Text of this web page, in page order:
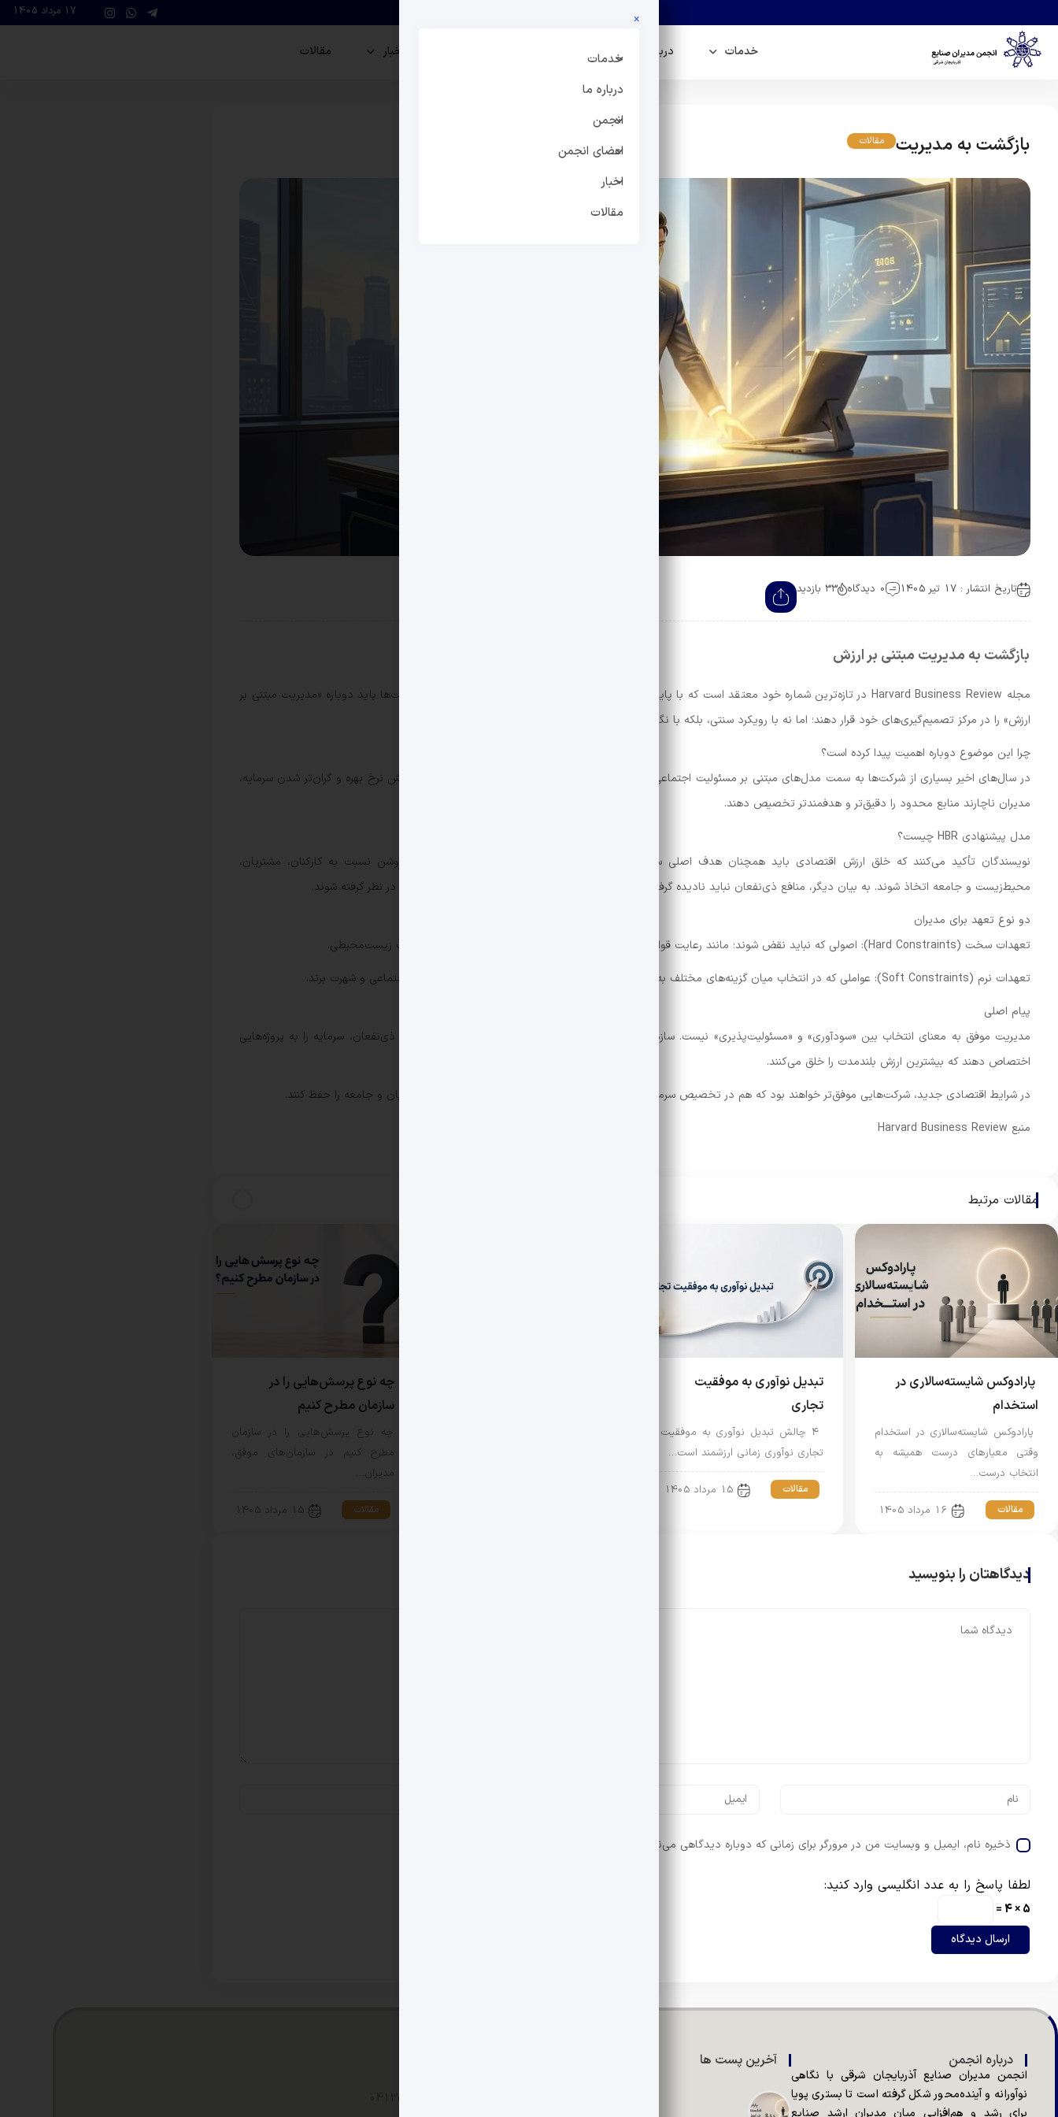
17 مرداد 1405
خدمات درباره ما انجمن اخبار مقالات
×
خدمات
درباره ما
انجمن
اعضای انجمن
اخبار
مقالات
بازگشت به مدیریت مقالات
تاریخ انتشار : 17 تیر 1405 0 دیدگاه 33 بازدید
بازگشت به مدیریت مبتنی بر ارزش
مجله Harvard Business Review در تازه‌ترین شماره خود معتقد است که با پایان دوران سرمایه ارزان و افزایش هزینه تأمین مالی، شرکت‌ها باید دوباره «مدیریت مبتنی بر
ارزش» را در مرکز تصمیم‌گیری‌های خود قرار دهند؛ اما نه با رویکرد سنتی، بلکه با نگاهی متوازن به منافع همه ذی‌نفعان.
چرا این موضوع دوباره اهمیت پیدا کرده است؟
در سال‌های اخیر بسیاری از شرکت‌ها به سمت مدل‌های مبتنی بر مسئولیت اجتماعی، پایداری و توجه به ذی‌نفعان حرکت کردند. اما با افزایش نرخ بهره و گران‌تر شدن سرمایه،
مدیران ناچارند منابع محدود را دقیق‌تر و هدفمندتر تخصیص دهند.
مدل پیشنهادی HBR چیست؟
نویسندگان تأکید می‌کنند که خلق ارزش اقتصادی باید همچنان هدف اصلی سازمان باشد؛ اما تصمیم‌ها باید در چارچوب تعهدات روشن نسبت به کارکنان، مشتریان،
محیط‌زیست و جامعه اتخاذ شوند. به بیان دیگر، منافع ذی‌نفعان نباید نادیده گرفته شود، بلکه باید به‌عنوان مرزها و معیارهای تصمیم‌گیری در نظر گرفته شوند.
دو نوع تعهد برای مدیران
تعهدات سخت (Hard Constraints): اصولی که نباید نقض شوند؛ مانند رعایت قوانین، استانداردهای ایمنی، حفظ اعتماد مشتریان و تعهدات زیست‌محیطی.
تعهدات نرم (Soft Constraints): عواملی که در انتخاب میان گزینه‌های مختلف به مدیران کمک می‌کنند؛ مانند رضایت کارکنان، مسئولیت اجتماعی و شهرت برند.
پیام اصلی
مدیریت موفق به معنای انتخاب بین «سودآوری» و «مسئولیت‌پذیری» نیست. سازمان‌های پیشرو می‌توانند با حفظ تعهدات خود نسبت به ذی‌نفعان، سرمایه را به پروژه‌هایی
اختصاص دهند که بیشترین ارزش بلندمدت را خلق می‌کنند.
در شرایط اقتصادی جدید، شرکت‌هایی موفق‌تر خواهند بود که هم در تخصیص سرمایه انضباط مالی داشته باشند و هم اعتماد کارکنان، مشتریان و جامعه را حفظ کنند.
منبع Harvard Business Review
مقالات مرتبط
⁠ پارادوکس شایسته‌سالاری در
استخدام
⁠ پارادوکس شایسته‌سالاری در استخدام
وقتی معیارهای درست همیشه به
انتخاب درست…
مقالات 16 مرداد 1405
تبدیل نوآوری به موفقیت
تجاری
⁠ ۴ چالش تبدیل نوآوری به موفقیت
تجاری نوآوری زمانی ارزشمند است…
مقالات 15 مرداد 1405
چه نوع پرسش‌هایی را در
سازمان مطرح کنیم
چه نوع پرسش‌هایی را در سازمان
مطرح کنیم در سازمان‌های موفق،
مدیران…
مقالات 15 مرداد 1405
دیدگاهتان را بنویسید
ذخیره نام، ایمیل و وبسایت من در مرورگر برای زمانی که دوباره دیدگاهی می‌نویسم.
لطفا پاسخ را به عدد انگلیسی وارد کنید:
5 × 4 =
درباره انجمن
انجمن مدیران صنایع آذربایجان شرقی با نگاهی
نوآورانه و آینده‌محور شکل گرفته است تا بستری پویا
برای رشد و هم‌افزایی میان مدیران ارشد صنایع
آخرین پست ها